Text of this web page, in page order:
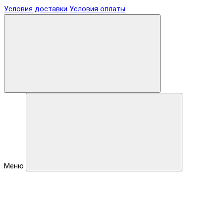
Условия доставки Условия оплаты
Меню